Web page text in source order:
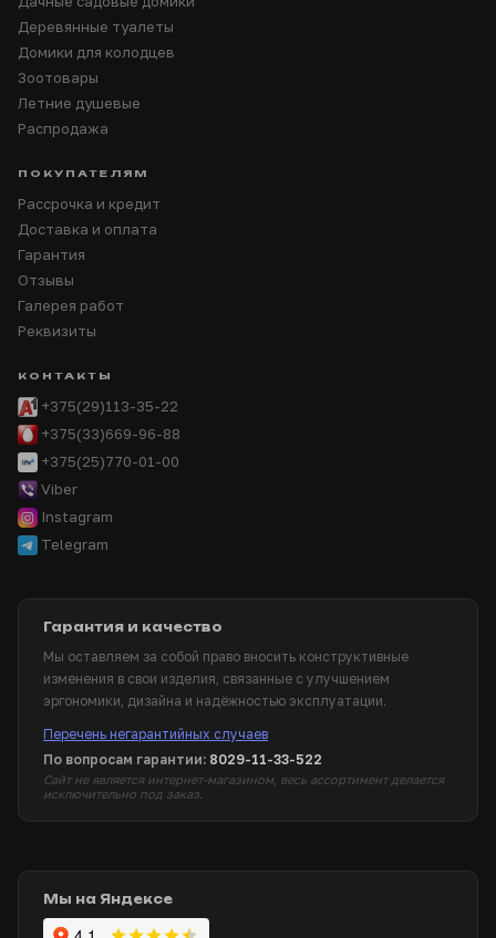
Деревянные туалеты
Домики для колодцев
Зоотовары
Летние душевые
Распродажа
ПОКУПАТЕЛЯМ
Рассрочка и кредит
Доставка и оплата
Гарантия
Отзывы
Галерея работ
Реквизиты
КОНТАКТЫ
+375(29)113-35-22
+375(33)669-96-88
+375(25)770-01-00
Viber
Instagram
Telegram
Гарантия и качество
Мы оставляем за собой право вносить конструктивные
изменения в свои изделия, связанные с улучшением
эргономики, дизайна и надёжностью эксплуатации.
Перечень негарантийных случаев
По вопросам гарантии: 8029-11-33-522
Сайт не является интернет-магазином, весь ассортимент делается
исключительно под заказ.
Мы на Яндексе